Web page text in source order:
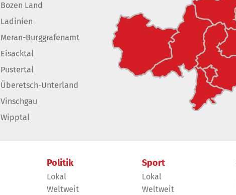
Bozen Land
Ladinien
Meran-Burggrafenamt
Eisacktal
Pustertal
Überetsch-Unterland
Vinschgau
Wipptal
Politik
Lokal
Weltweit
Sport
Lokal
Weltweit